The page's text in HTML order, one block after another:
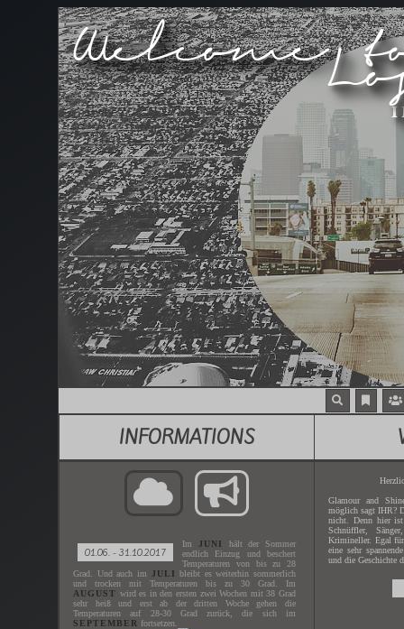
INFORMATIONS
01.06. - 31.10.2017
Im JUNI
hält der Sommer
endlich Einzug und beschert
Temperaturen von bis zu 28
Grad. Und auch im
JULI bleibt es weiterhin sommerlich
und trocken mit Temperaturen bis zu 30 Grad. Im
AUGUST wird es in den ersten zwei Wochen mit 38 Grad
sehr heiß und erst ab der dritten Woche gehen die
Temperaturen auf 28-30 Grad zurück, die sich im
SEPTEMBER fortsetzen.
Glamour and
möglich sagt IHR?
nicht. Denn hier
Schnüffler,
Krimineller. Egal
eine sehr
und die Geschichte